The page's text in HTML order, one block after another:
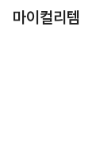
마이컬리템